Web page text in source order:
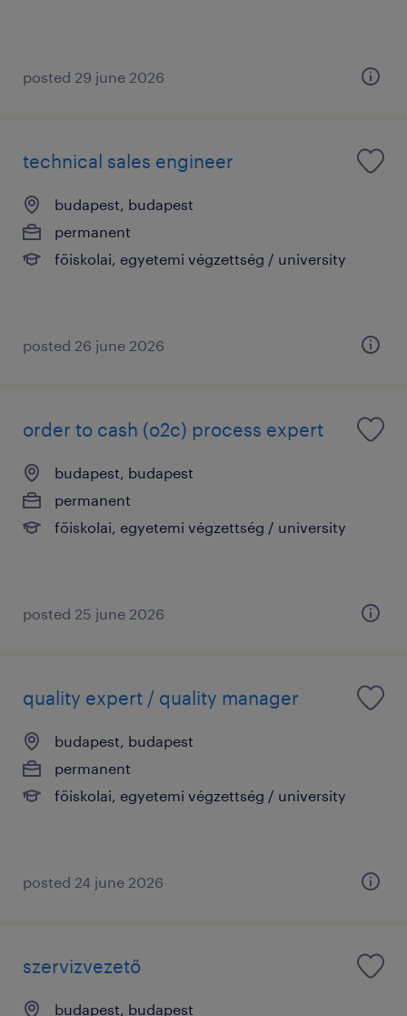
posted 29 june 2026
technical sales engineer
budapest, budapest
permanent
főiskolai, egyetemi végzettség / university
posted 26 june 2026
order to cash (o2c) process expert
budapest, budapest
permanent
főiskolai, egyetemi végzettség / university
posted 25 june 2026
quality expert / quality manager
budapest, budapest
permanent
főiskolai, egyetemi végzettség / university
posted 24 june 2026
szervizvezető
budapest, budapest